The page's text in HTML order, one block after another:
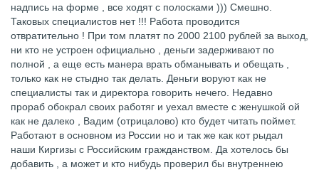
надпись на форме , все ходят с полосками ))) Смешно.
Таковых специалистов нет !!! Работа проводится
отвратительно ! При том платят по 2000 2100 рублей за выход,
ни кто не устроен официально , деньги задерживают по
полной , а еще есть манера врать обманывать и обещать ,
только как не стыдно так делать. Деньги воруют как не
специалисты так и директора говорить нечего. Недавно
прораб обокрал своих работяг и уехал вместе с женушкой ой
как не далеко , Вадим (отрицалово) кто будет читать поймет.
Работают в основном из России но и так же как кот рыдал
наши Киргизы с Российским гражданством. Да хотелось бы
добавить , а может и кто нибудь проверил бы внутреннею